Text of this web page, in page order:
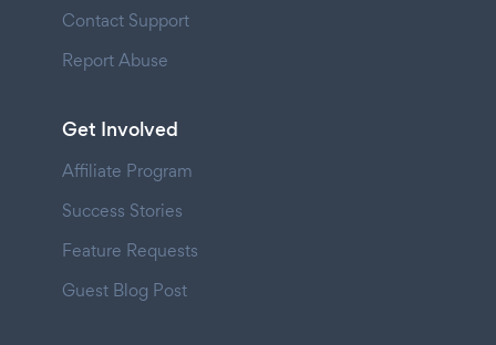
Contact Support
Report Abuse
Get Involved
Affiliate Program
Success Stories
Feature Requests
Guest Blog Post